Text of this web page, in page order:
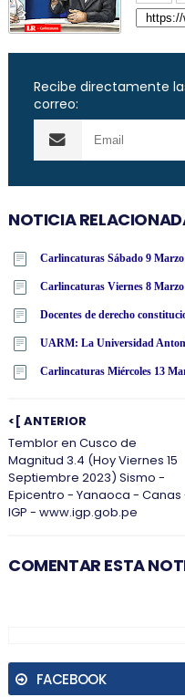
Recibe directamente
correo:
NOTICIA
Carlincaturas Sábado 9
Carlincaturas Viernes 8
Docentes de derecho
Carlincaturas Miércoles 13
<[ ANTERIOR
Temblor en Cusco de
Magnitud 3.4 (Hoy Viernes 15
Septiembre 2023) Sismo -
Epicentro - Yanaoca - Canas
IGP - www.igp.gob.pe
COMENTAR ESTA
FACEBOOK